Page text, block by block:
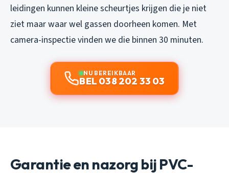
leidingen kunnen kleine scheurtjes krijgen die je niet
ziet maar waar wel gassen doorheen komen. Met
camera-inspectie vinden we die binnen 30 minuten.
NU BEREIKBAAR
BEL 038 202 33 03
Garantie en nazorg bij PVC-